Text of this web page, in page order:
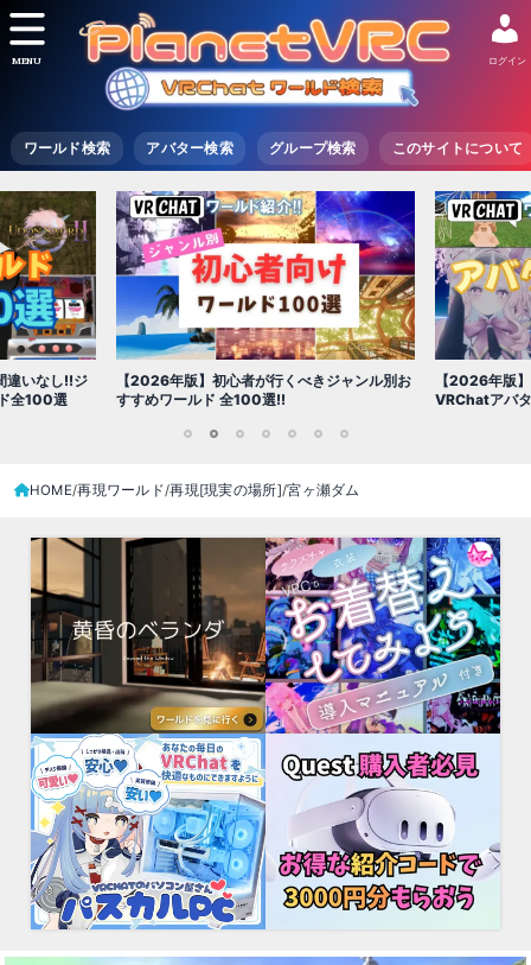
ワールド検索 アバター検索 グループ検索 このサイトについて
ログイン
MENU
ャンル別お
【2026年版】初心者必見!!無料で使える
VRChatアバター（アバターワールド紹介）
【2026年版
世界を味わえ
HOME 再現ワールド 再現[現実の場所] 宮ヶ瀬ダム